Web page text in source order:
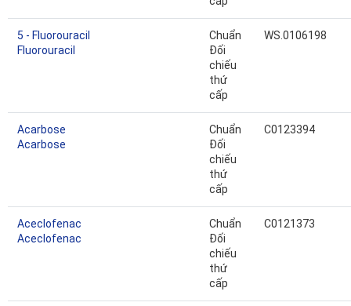
5 - Fluorouracil
Fluorouracil
Chuẩn
Đối
chiếu
thứ
cấp
WS.0106198
Acarbose
Acarbose
Chuẩn
Đối
chiếu
thứ
cấp
C0123394
Aceclofenac
Aceclofenac
Chuẩn
Đối
chiếu
thứ
cấp
C0121373